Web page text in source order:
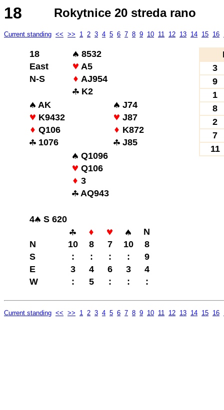
18 Rokytnice 20 streda rano
Current standing << >> 1 2 3 4 5 6 7 8 9 10 11 12 13 14 15 16
18
8532
East
A5
N-S
AJ954
K2
AK
J74
K9432
J87
Q106
K872
1076
J85
Q1096
Q106
3
AQ943
4
S 620
N
N
10 8 7 10
8
S
: : : :
9
E
3 4 6 3
4
W
: 5 : : :
3
9
1
8
2
7
11
Current standing << >> 1 2 3 4 5 6 7 8 9 10 11 12 13 14 15 16